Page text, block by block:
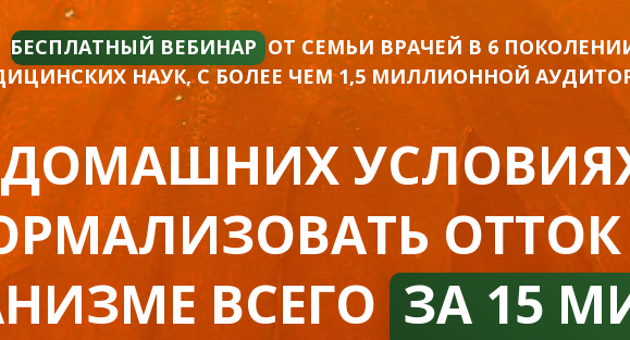
ДОМАШНИХ
ВСЕГО –ЗА 15
БЕСПЛАТНЫЙ ВЕБИНАР –ОТ СЕМЬИ ВРАЧЕЙ В 6
НАУК, С БОЛЕЕ ЧЕМ 1,5 МИЛЛИОННОЙ